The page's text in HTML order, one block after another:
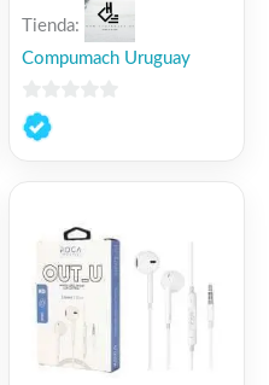
Tienda:
Compumach Uruguay
0
de